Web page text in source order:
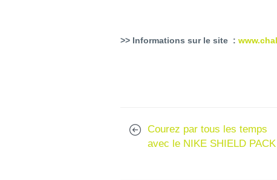
>> Informations sur le site :
Courez par tous les temps
avec le NIKE SHIELD PACK